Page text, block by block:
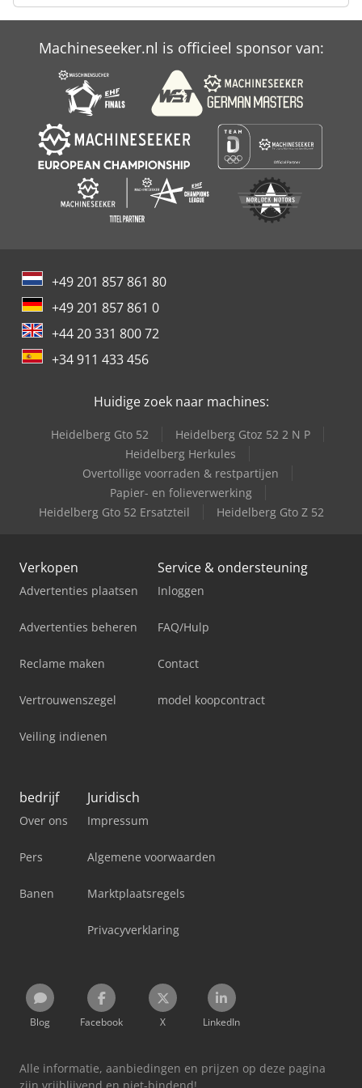
Koeling Kamer
Urban Aks 1105
Urban Aks 1400
Machineseeker.nl is officieel sponsor van:
+49 201 857 861 80
+49 201 857 861 0
+44 20 331 800 72
+34 911 433 456
Huidige zoek naar machines:
Heidelberg Gto 52
Heidelberg Gtoz 52 2 N P
Heidelberg Herkules
Overtollige voorraden & restpartijen
Papier- en folieverwerking
Heidelberg Gto 52 Ersatzteil
Heidelberg Gto Z 52
Verkopen
Advertenties plaatsen
Advertenties beheren
Reclame maken
Vertrouwenszegel
Veiling indienen
Service & ondersteuning
Inloggen
FAQ/Hulp
Contact
model koopcontract
bedrijf
Over ons
Pers
Banen
Juridisch
Impressum
Algemene voorwaarden
Marktplaatsregels
Privacyverklaring
Blog Facebook X LinkedIn
Alle informatie, aanbiedingen en prijzen op deze pagina